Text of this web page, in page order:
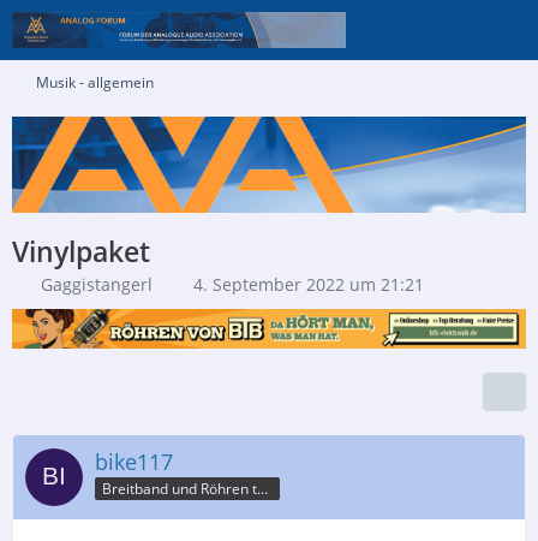
Musik - allgemein
Vinylpaket
Gaggistangerl 4. September 2022 um 21:21
bike117
Breitband und Röhren tun mich betören